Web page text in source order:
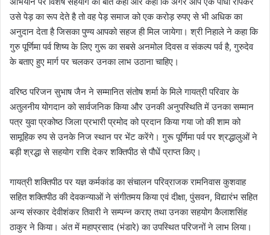
उसे पेड़ का रूप देते है तो वह पेड़ समाज को एक करोड़ रुपए से भी अधिक का
अनुदान देता है जिसका पुण्य आपको सहज ही मिल जायेगा। श्री निहाले ने कहा कि
गुरु पूर्णिमा पर्व शिष्य के लिए गुरू का सबसे अनमोल दिवस व संकल्प पर्व है, गुरुदेव
के बताए हुए मार्ग पर चलकर उनका लाभ उठाना चाहिए।
वरिष्ठ परिजन सुभाष जैन ने सम्मानित संतोष शर्मा के मिले गायत्री परिवार के
अतुलनीय योगदान को सार्वजनिक किया और उनकी अनुपस्थिति में उनका सम्मान
पत्र युवा प्रकोष्ठ जिला प्रभारी प्रमोद को प्रदान किया गया जो की शाम को
सामूहिक रुप से उनके निज स्थान पर भेंट करेंगे। गुरू पूर्णिमा पर्व पर श्रद्धालुओं ने
बड़ी श्रद्धा से सहयोग राशि देकर शक्तिपीठ से पौधें प्राप्त किए।
गायत्री शक्तिपीठ पर यज्ञ कर्मकांड का संचालन परिव्राजक रामनिवास कुशवाह
सहित शक्तिपीठ की देवकन्याओं ने संगीतमय किया एवं दीक्षा, पुंसवन, विद्यारंभ सहित
अन्य संस्कार देवीशंकर तिवारी ने सम्पन्न कराए तथा उनका सहयोग कैलाशसिंह
ठाकुर ने किया। अंत में महाप्रसाद (भंडारे) का उपस्थित परिजनों ने लाभ लिया।